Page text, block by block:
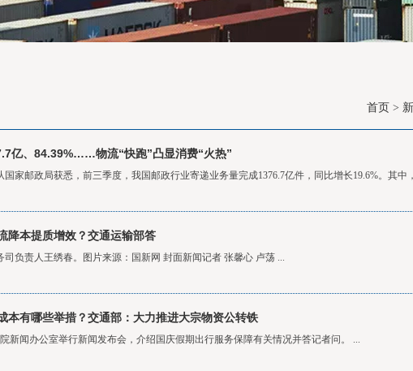
首页 >
亿、84.39%……物流“快跑”凸显消费“火热”
国家邮政局获悉，前三季度，我国邮政行业寄递业务量完成1376.7亿件，同比增长19.6%。其中
降本提质增效？交通运输部答
司负责人王绣春。图片来源：国新网 封面新闻记者 张馨心 卢荡 ...
本有哪些举措？交通部：大力推进大宗物资公转铁
新闻办公室举行新闻发布会，介绍国庆假期出行服务保障有关情况并答记者问。 ...